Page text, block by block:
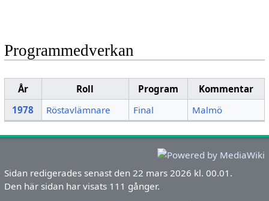
Programmedverkan
År Roll Program
Kommentar
1978
Röstavlämnare Final Malmö
Sidan redigerades senast den 22 mars 2026 kl. 00.01.
Den här sidan har visats 111 gånger.